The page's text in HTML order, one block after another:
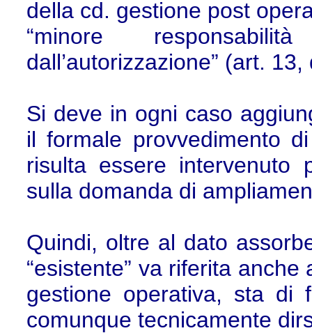
della cd. gestione post
“minore
dall’autorizzazione” (art.
Si deve in ogni caso
il formale provvedimento
risulta essere intervenuto
sulla domanda di
Quindi, oltre al dato
“esistente” va riferita
gestione operativa, sta di
comunque tecnicamente